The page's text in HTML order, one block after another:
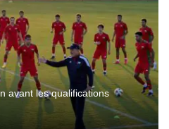
avant les qualifications